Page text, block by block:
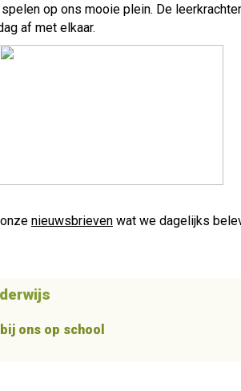
spelen op ons mooie plein. De
af met elkaar.
nieuwsbrievenwat we dagelijks
ons op school